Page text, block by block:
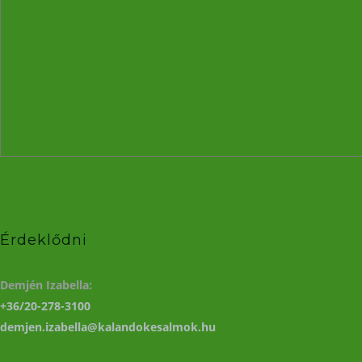
Érdeklődni
Demjén Izabella:
+36/20-278-3100
demjen.izabella@kalandokesalmok.hu